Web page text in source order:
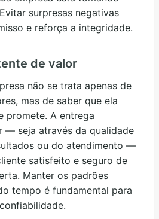
surpresas negativas
e reforça a integridade.
de valor
não se trata apenas de
mas de saber que ela
promete. A entrega
— seja através da qualidade
ou do atendimento —
satisfeito e seguro de
Manter os padrões
tempo é fundamental para